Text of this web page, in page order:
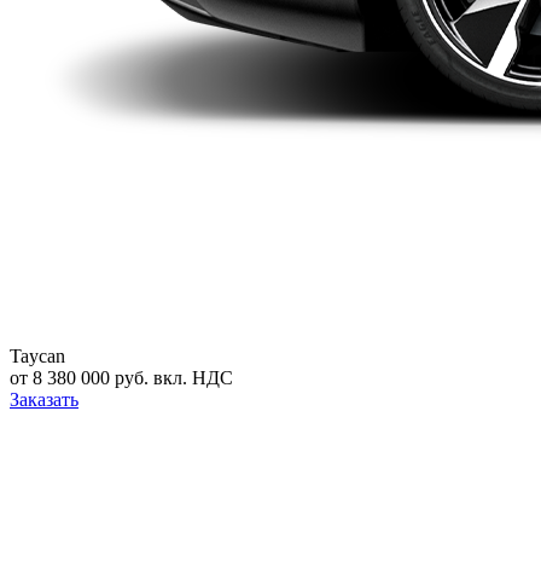
Taycan
от 8 380 000 руб. вкл. НДС
Заказать